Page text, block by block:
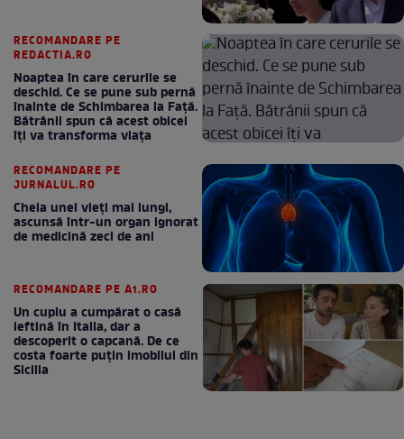
RECOMANDARE PE
REDACTIA.RO
Noaptea în care cerurile se
deschid. Ce se pune sub pernă
înainte de Schimbarea la Față.
Bătrânii spun că acest obicei
îți va transforma viața
RECOMANDARE PE
JURNALUL.RO
Cheia unei vieți mai lungi,
ascunsă într-un organ ignorat
de medicină zeci de ani
RECOMANDARE PE A1.RO
Un cuplu a cumpărat o casă
ieftină în Italia, dar a
descoperit o capcană. De ce
costa foarte puțin imobilul din
Sicilia